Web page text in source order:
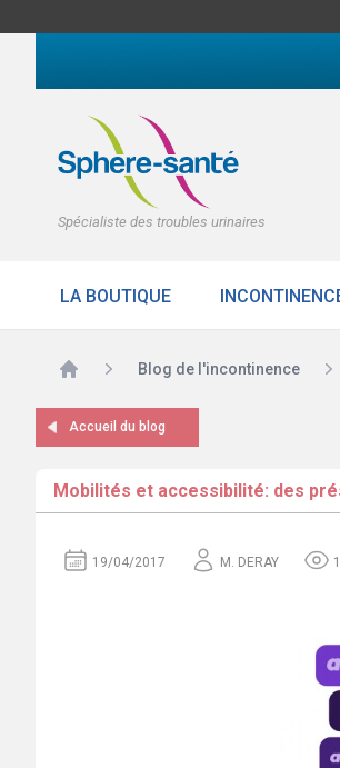
Spécialiste des troubles urinaires
LA BOUTIQUE
Accueil Blog de l'incontinence
Accueil du blog
Mobilités et accessibilité: des
19/04/2017 M. DERAY